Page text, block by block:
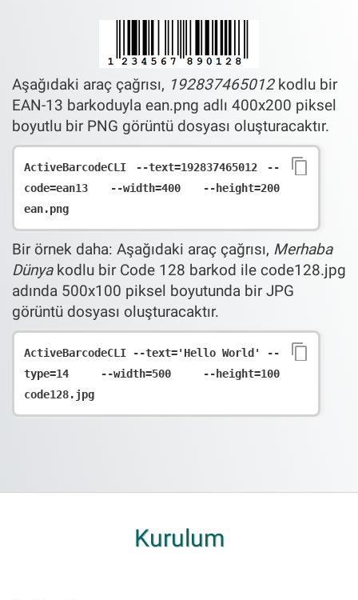
Aşağıdaki araç çağrısı, 192837465012kodlu bir
EAN-13 barkoduyla ean.png adlı 400x200 piksel
boyutlu bir PNG görüntü dosyası oluşturacaktır.
ActiveBarcodeCLI --text=192837465012 --
code=ean13 --width=400 --height=200
Bir örnek daha: Aşağıdaki araç çağrısı, Merhaba
Dünyakodlu bir Code 128 barkod ile code128.jpg
adında 500x100 piksel boyutunda bir JPG
görüntü dosyası oluşturacaktır.
ActiveBarcodeCLI --text='Hello World' --
type=14 --width=500 --height=100
Kurulum